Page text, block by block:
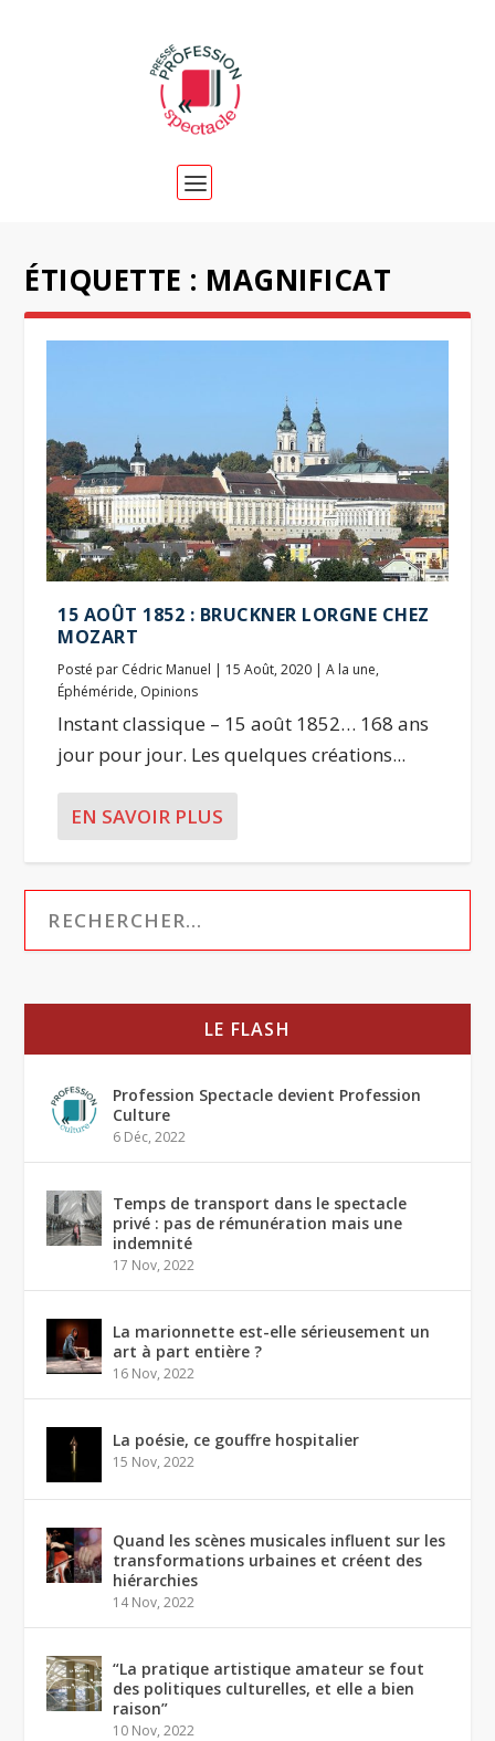
ÉTIQUETTE : MAGNIFICAT
15 AOÛT 1852 : BRUCKNER LORGNE CHEZ
MOZART
Posté par Cédric Manuel | 15 Août, 2020 |A la une,
Éphéméride, Opinions
Instant classique – 15 août 1852… 168 ans
jour pour jour. Les quelques créations...
EN SAVOIR PLUS
LE FLASH
Profession Spectacle devient Profession
Culture
6 Déc, 2022
Temps de transport dans le spectacle
privé : pas de rémunération mais une
indemnité
17 Nov, 2022
La marionnette est-elle sérieusement un
art à part entière ?
16 Nov, 2022
La poésie, ce gouffre hospitalier
15 Nov, 2022
Quand les scènes musicales influent sur les
transformations urbaines et créent des
hiérarchies
14 Nov, 2022
“La pratique artistique amateur se fout
des politiques culturelles, et elle a bien
raison”
10 Nov, 2022